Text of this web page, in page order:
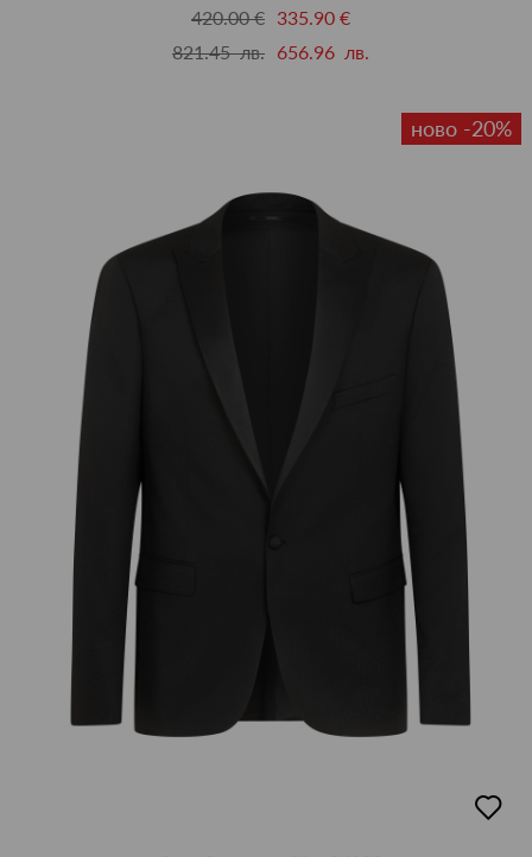
420.00 € 335.90 €
821.45 лв. 656.96 лв.
ново -20%
в